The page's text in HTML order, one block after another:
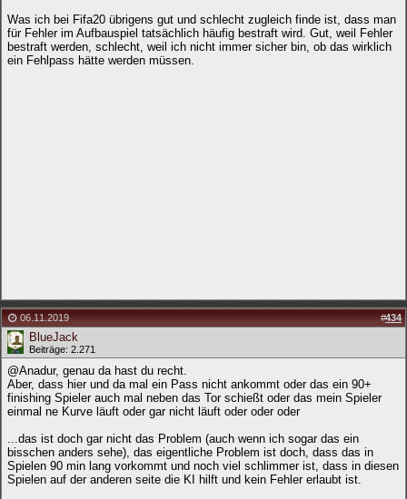
Was ich bei Fifa20 übrigens gut und schlecht zugleich finde ist, dass man
für Fehler im Aufbauspiel tatsächlich häufig bestraft wird. Gut, weil Fehler
bestraft werden, schlecht, weil ich nicht immer sicher bin, ob das wirklich
ein Fehlpass hätte werden müssen.
06.11.2019 #434
BlueJack
Beiträge: 2.271
@Anadur, genau da hast du recht.
Aber, dass hier und da mal ein Pass nicht ankommt oder das ein 90+
finishing Spieler auch mal neben das Tor schießt oder das mein Spieler
einmal ne Kurve läuft oder gar nicht läuft oder oder oder
...das ist doch gar nicht das Problem (auch wenn ich sogar das ein
bisschen anders sehe), das eigentliche Problem ist doch, dass das in
Spielen 90 min lang vorkommt und noch viel schlimmer ist, dass in diesen
Spielen auf der anderen seite die KI hilft und kein Fehler erlaubt ist.